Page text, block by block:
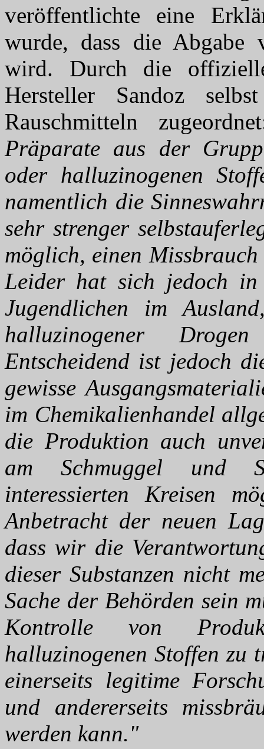
veröffentlichte eine
wurde, dass die Abgabe
wird. Durch die
Hersteller Sandoz
Rauschmitteln
Präparate aus der
oder halluzinogenen
namentlich die
sehr strenger
möglich, einen
Leider hat sich jedoch
Jugendlichen im
halluzinogener
Entscheidend ist jedoch
gewisse
im Chemikalienhandel
die Produktion auch
am Schmuggel und
interessierten Kreisen
Anbetracht der neuen
dass wir die
dieser Substanzen nicht
Sache der Behörden sein
Kontrolle von
halluzinogenen Stoffen zu
einerseits legitime
und andererseits
werden kann."